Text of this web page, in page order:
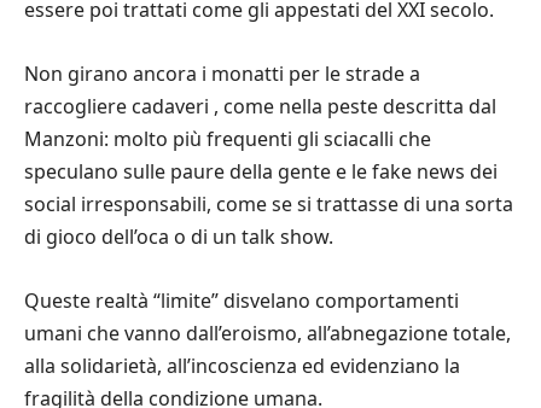
essere poi trattati come gli appestati del XXI secolo.
Non girano ancora i monatti per le strade a
raccogliere cadaveri , come nella peste descritta dal
Manzoni: molto più frequenti gli sciacalli che
speculano sulle paure della gente e le fake news dei
social irresponsabili, come se si trattasse di una sorta
di gioco dell’oca o di un talk show.
Queste realtà “limite” disvelano comportamenti
umani che vanno dall’eroismo, all’abnegazione totale,
alla solidarietà, all’incoscienza ed evidenziano la
fragilità della condizione umana.